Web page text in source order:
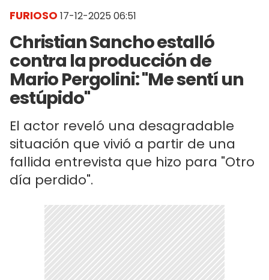
FURIOSO 17-12-2025 06:51
Christian Sancho estalló
contra la producción de
Mario Pergolini: "Me sentí un
estúpido"
El actor reveló una desagradable
situación que vivió a partir de una
fallida entrevista que hizo para "Otro
día perdido".